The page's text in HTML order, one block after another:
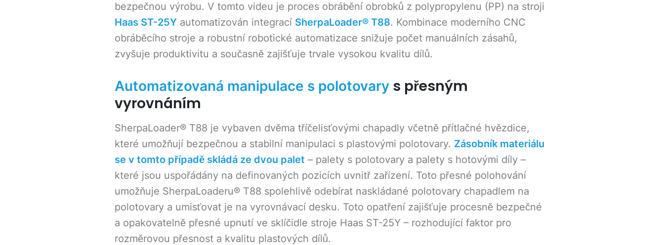
bezpečnou výrobu. V tomto videu je proces obrábění obrobků z polypropylenu (PP) na stroji
Haas ST-25Y automatizován integrací SherpaLoader® T88. Kombinace moderního CNC
obráběcího stroje a robustní robotické automatizace snižuje počet manuálních zásahů,
zvyšuje produktivitu a současně zajišťuje trvale vysokou kvalitu dílů.
Automatizovaná manipulace s polotovary s přesným
vyrovnáním
SherpaLoader® T88 je vybaven dvěma tříčelisťovými chapadly včetně přítlačné hvězdice,
které umožňují bezpečnou a stabilní manipulaci s plastovými polotovary. Zásobník materiálu
se v tomto případě skládá ze dvou palet – palety s polotovary a palety s hotovými díly –
které jsou uspořádány na definovaných pozicích uvnitř zařízení. Toto přesné polohování
umožňuje SherpaLoaderu® T88 spolehlivě odebírat naskládané polotovary chapadlem na
polotovary a umisťovat je na vyrovnávací desku. Toto opatření zajišťuje procesně bezpečné
a opakovatelně přesné upnutí ve sklíčidle stroje Haas ST-25Y – rozhodující faktor pro
rozměrovou přesnost a kvalitu plastových dílů.